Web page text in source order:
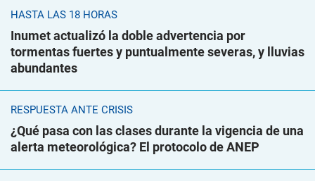
HASTA LAS 18 HORAS
Inumet actualizó la doble advertencia por
tormentas fuertes y puntualmente severas, y lluvias
abundantes
RESPUESTA ANTE CRISIS
¿Qué pasa con las clases durante la vigencia de una
alerta meteorológica? El protocolo de ANEP